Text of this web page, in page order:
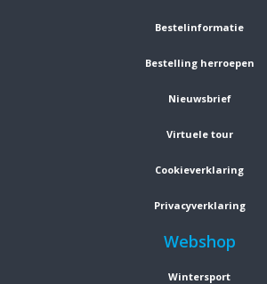
Bestelinformatie
Bestelling herroepen
Nieuwsbrief
Virtuele tour
Cookieverklaring
Privacyverklaring
Webshop
Wintersport